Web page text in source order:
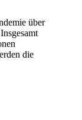
über
die